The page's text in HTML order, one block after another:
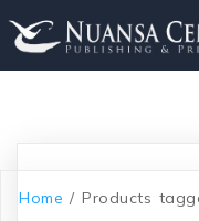
Home / Products